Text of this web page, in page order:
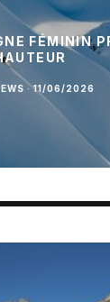
FÉMININ
· 11/06/2026